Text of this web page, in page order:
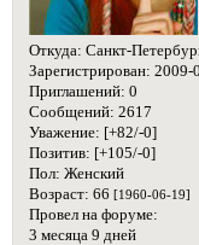
Откуда: Санкт-
Зарегистрирован: 2009-
Приглашений: 0
Сообщений: 2617
Уважение: [+82/-0]
Позитив: [+105/-0]
Пол: Женский
Возраст: 66 [1960-06-19]
Провел на форуме:
3 месяца 9 дней